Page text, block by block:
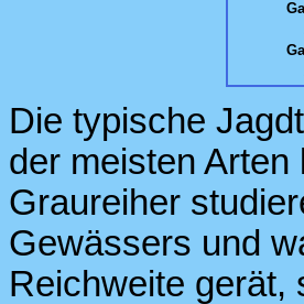
Die typische
der meisten
Graureiher
Gewässers und
Reichweite gerät,